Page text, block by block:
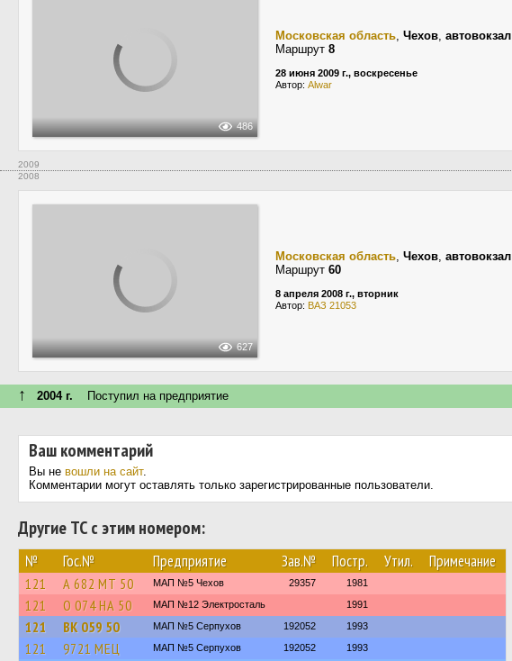
486
Московская область, Чехов, автовокзал
Маршрут 8
28 июня 2009 г., воскресенье
Автор: Alwar
2009
2008
627
Московская область, Чехов, автовокзал
Маршрут 60
8 апреля 2008 г., вторник
Автор: ВАЗ 21053
↑ 2004 г. Поступил на предприятие
Ваш комментарий
Вы не вошли на сайт.
Комментарии могут оставлять только зарегистрированные пользователи.
Другие ТС с этим номером:
№ Гос.№ Предприятие Зав.№ Постр. Утил. Примечание
121 А 682 МТ 50 МАП №5 Чехов 29357 1981
121 О 074 НА 50 МАП №12 Электросталь 1991
121 ВК 059 50 МАП №5 Серпухов 192052 1993
121 9721 МЕЦ МАП №5 Серпухов 192052 1993